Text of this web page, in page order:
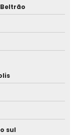
sul